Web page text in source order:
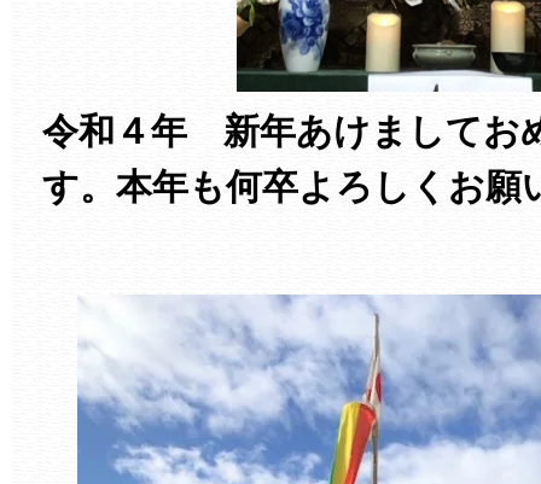
令和４年 新年あけましてお
す。本年も何卒よろしくお願